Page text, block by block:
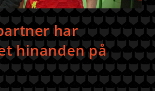
har
hinanden på